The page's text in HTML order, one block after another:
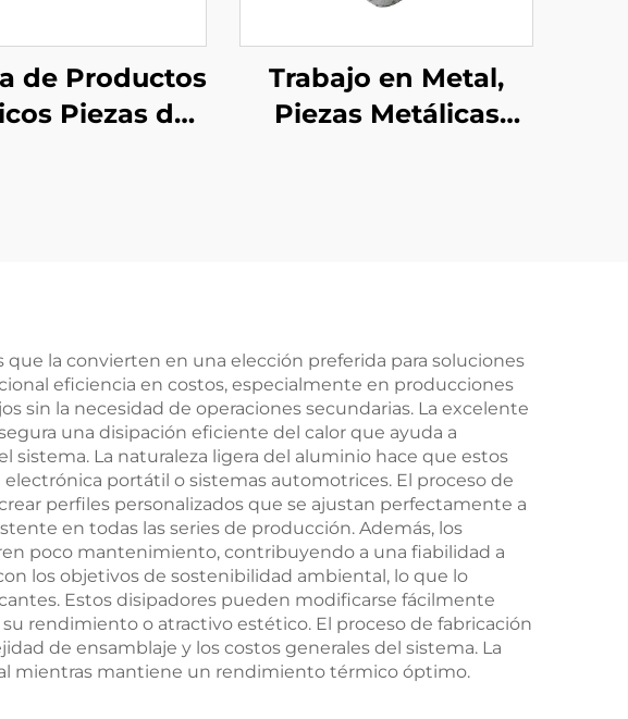
de Productos
Piezas de
Trabajo en Metal,
Piezas Metálicas
la convierten en una elección preferida para soluciones
eficiencia en costos, especialmente en producciones
sin la necesidad de operaciones secundarias. La excelente
una disipación eficiente del calor que ayuda a
La naturaleza ligera del aluminio hace que estos
portátil o sistemas automotrices. El proceso de
perfiles personalizados que se ajustan perfectamente a
en todas las series de producción. Además, los
poco mantenimiento, contribuyendo a una fiabilidad a
los objetivos de sostenibilidad ambiental, lo que lo
Estos disipadores pueden modificarse fácilmente
rendimiento o atractivo estético. El proceso de fabricación
de ensamblaje y los costos generales del sistema. La
mientras mantiene un rendimiento térmico óptimo.